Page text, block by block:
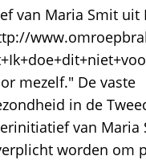
van Maria Smit uit
mezelf." De vaste
in de
van Maria
worden om